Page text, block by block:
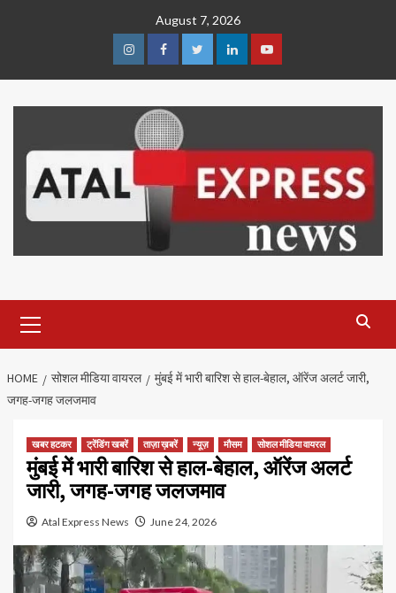
August 7, 2026
InstagramFacebookTwitterLinkedinYoutube
Menu
HOME सोशल मीडिया वायरल
मुंबई में भारी बारिश से हाल-बेहाल, ऑरेंज अलर्ट जारी,
जगह-जगह जलजमाव
खबर हटकर ट्रेंडिंग खबरें ताज़ा ख़बरें न्यूज़ मौसम सोशल मीडिया वायरल
मुंबई में भारी बारिश से हाल-बेहाल, ऑरेंज अलर्ट
जारी, जगह-जगह जलजमाव
Atal Express News June 24, 2026